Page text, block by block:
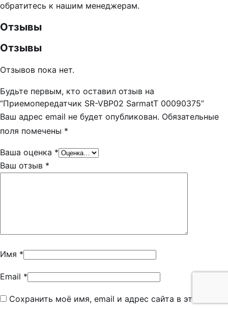
обратитесь к нашим менеджерам.
Отзывы
Отзывы
Отзывов пока нет.
Будьте первым, кто оставил отзыв на
“Приемопередатчик SR-VBP02 SarmatT 00090375”
Ваш адрес email не будет опубликован. Обязательные
поля помечены *
Ваша оценка *
Ваш отзыв *
Имя *
Email *
Сохранить моё имя, email и адрес сайта в этом